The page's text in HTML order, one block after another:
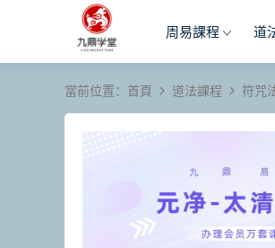
周易課程 道
當前位置： 首頁 道法課程 符咒